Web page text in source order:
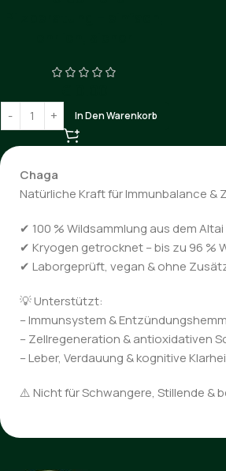
In Den Warenkorb
Chaga
Natürliche Kraft für Immunbalance &
✔ 100 % Wildsammlung aus dem Altai
✔ Kryogen getrocknet – bis zu 96 %
✔ Laborgeprüft, vegan & ohne
💡 Unterstützt:
– Immunsystem &
– Zellregeneration & antioxidativen
– Leber, Verdauung & kognitive
⚠️ Nicht für Schwangere, Stillende &